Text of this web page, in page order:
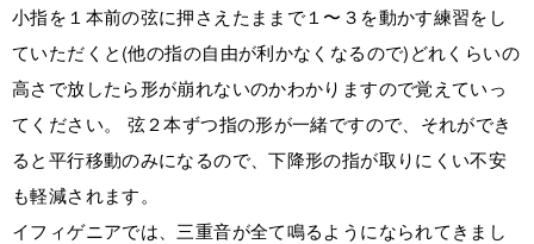
小指を１本前の弦に押さえたままで１〜３を動かす練習をし
ていただくと(他の指の自由が利かなくなるので)どれくらいの
高さで放したら形が崩れないのかわかりますので覚えていっ
てください。 弦２本ずつ指の形が一緒ですので、それができ
ると平行移動のみになるので、下降形の指が取りにくい不安
も軽減されます。
イフィゲニアでは、三重音が全て鳴るようになられてきまし